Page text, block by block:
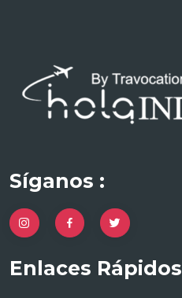
Síganos :
Enlaces Rápidos